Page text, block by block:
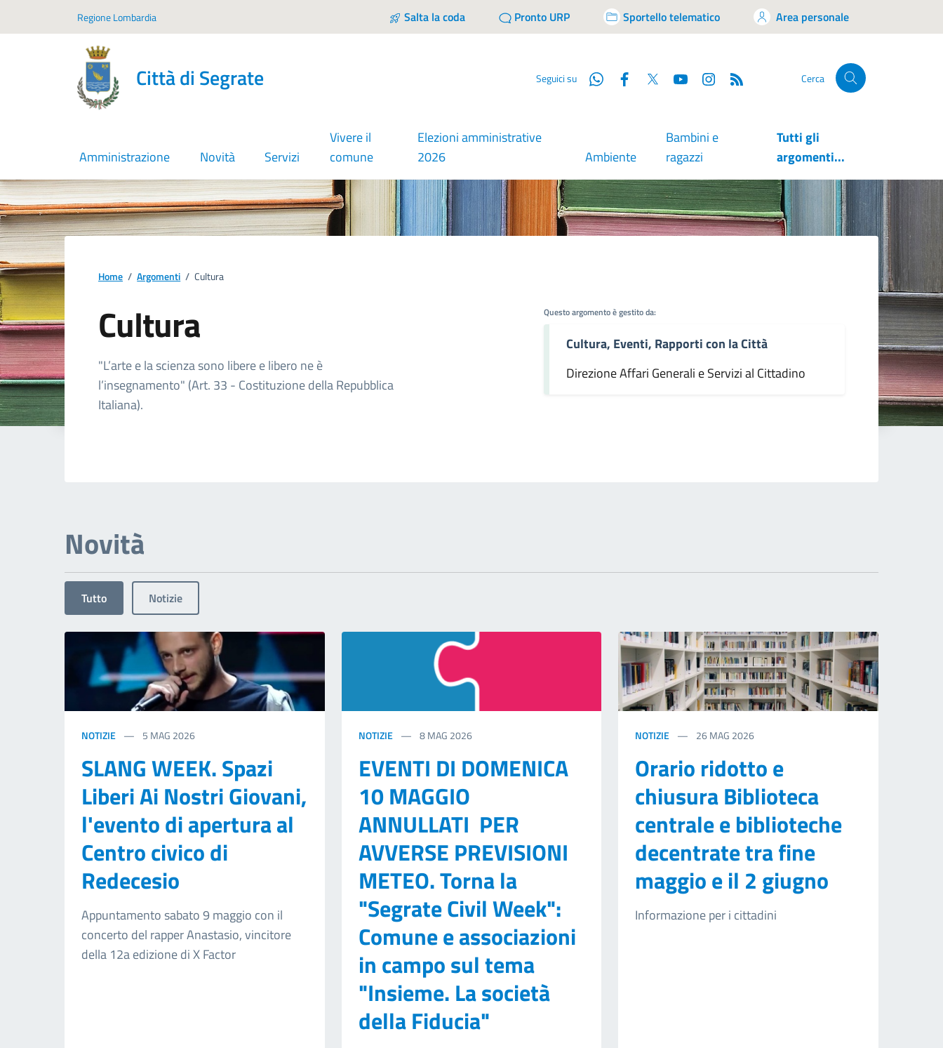
Regione Lombardia Salta la coda Pronto URP Sportello telematico Area personale
Città di Segrate Seguici su WhatsappFacebook
Twitter YouTube Cerca
Amministrazione Novità Servizi
Vivere il
comune
Elezioni amministrative
2026
Ambiente
Bambini e
ragazzi
Tutti gli
argomenti...
Home / Argomenti / Cultura
Cultura
Dettagli dell'argomento
"L’arte e la scienza sono libere e libero ne è
l’insegnamento" (Art. 33 - Costituzione della Repubblica
Italiana).
Questo argomento è gestito da:
Cultura, Eventi, Rapporti con la Città
Direzione Affari Generali e Servizi al Cittadino
Novità
Tutto Notizie
NOTIZIE 5 MAG 2026
SLANG WEEK. Spazi
Liberi Ai Nostri Giovani,
l'evento di apertura al
Centro civico di
Redecesio
Appuntamento sabato 9 maggio con il
concerto del rapper Anastasio, vincitore
della 12a edizione di X Factor
NOTIZIE 8 MAG 2026
EVENTI DI DOMENICA
10 MAGGIO
ANNULLATI PER
AVVERSE PREVISIONI
METEO. Torna la
"Segrate Civil Week":
Comune e associazioni
in campo sul tema
"Insieme. La società
della Fiducia"
NOTIZIE 26MAG 2026
Orario ridotto e
chiusura Biblioteca
centrale e biblioteche
decentrate tra fine
maggio e il 2 giugno
Informazione per i cittadini